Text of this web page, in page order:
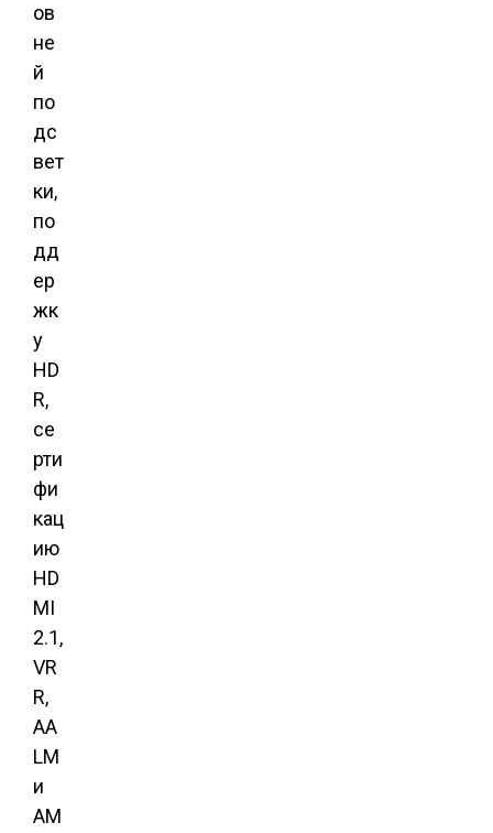
ов
не
й
по
дс
вет
ки,
по
дд
ер
жк
у
HD
R,
се
рти
фи
кац
ию
HD
MI
2.1,
VR
R,
AA
LM
и
AM